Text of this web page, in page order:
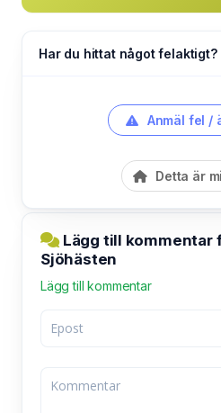
Har du hittat något felaktigt?
Anmäl fel /
Detta är
Lägg till kommentar
Sjöhästen
Lägg till kommentar